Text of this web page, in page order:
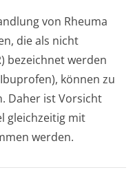
von Rheuma
die als nicht
bezeichnet werden
können zu
Daher ist Vorsicht
gleichzeitig mit
werden.